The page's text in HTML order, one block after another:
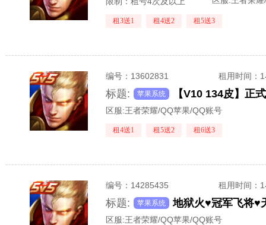
租3送1 租4送2 租5送3
编号： 13602831 租用时间 ：
标题: 苹果系统
区服:王者荣耀/QQ苹果/QQ账号
租4送1 租5送2 租6送3
编号： 14285435 租用时间 ：
标题: 苹果系统 地狱火♥冠军飞将♥
区服:王者荣耀/QQ苹果/QQ账号